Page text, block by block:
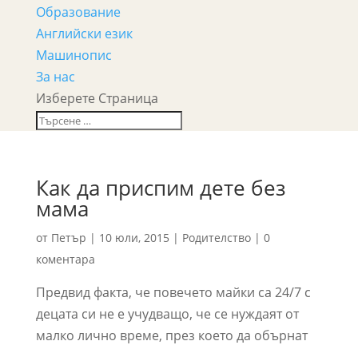
Образование
Английски език
Машинопис
За нас
Изберете Страница
Как да приспим дете без
мама
от Петър | 10 юли, 2015 | Родителство| 0
коментара
Предвид факта, че повечето майки са 24/7 с
децата си не е учудващо, че се нуждаят от
малко лично време, през което да обърнат